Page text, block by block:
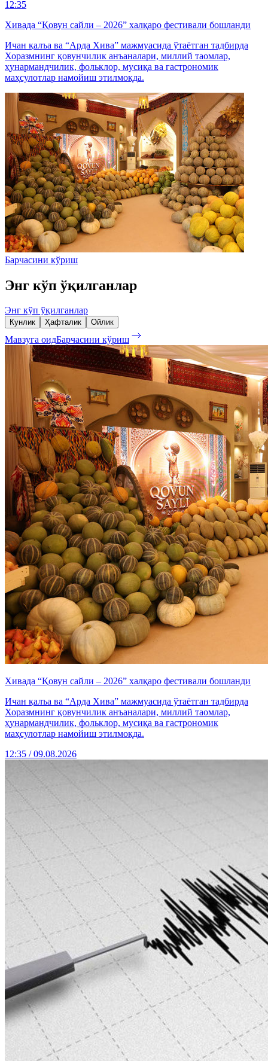
12:35
Хивада “Қовун сайли – 2026” халқаро фестивали бошланди
Ичан қалъа ва “Арда Хива” мажмуасида ўтаётган тадбирда
Хоразмнинг қовунчилик анъаналари, миллий таомлар,
ҳунармандчилик, фольклор, мусиқа ва гастрономик
маҳсулотлар намойиш этилмоқда.
Барчасини кўриш
Энг кўп ўқилганлар
Энг кўп ўқилганлар
Кунлик Ҳафталик Ойлик
Мавзуга оидБарчасини кўриш
Хивада “Қовун сайли – 2026” халқаро фестивали бошланди
Ичан қалъа ва “Арда Хива” мажмуасида ўтаётган тадбирда
Хоразмнинг қовунчилик анъаналари, миллий таомлар,
ҳунармандчилик, фольклор, мусиқа ва гастрономик
маҳсулотлар намойиш этилмоқда.
12:35 / 09.08.2026